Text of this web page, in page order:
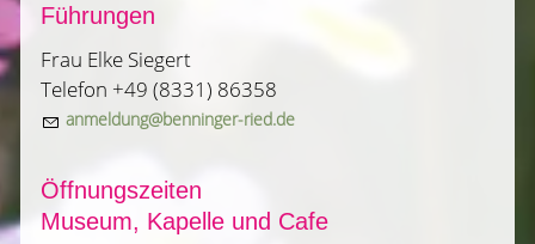
Führungen
Frau Elke Siegert
Telefon +49 (8331) 86358
nm ld ng b nn ng r-r d d
Öffnungszeiten
Museum, Kapelle und Cafe